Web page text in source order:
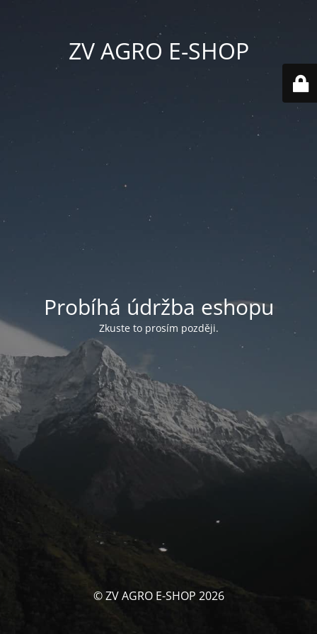
ZV AGRO E-SHOP
Probíhá údržba eshopu
Zkuste to prosím později.
© ZV AGRO E-SHOP 2026